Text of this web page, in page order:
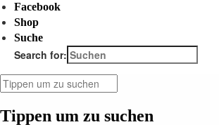
Facebook
Shop
Suche
Search for:
Tippen um zu suchen